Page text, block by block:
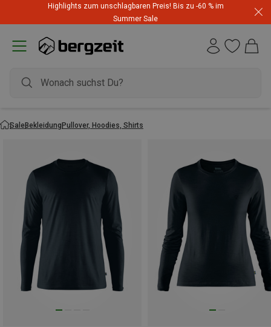
Highlights zum unschlagbaren Preis! Bis zu -60 % im
Summer Sale
SaleBekleidungPullover, Hoodies, Shirts